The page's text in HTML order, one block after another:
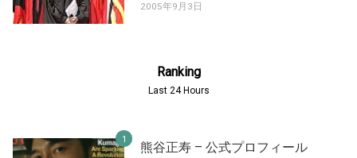
2005年9月3日
Ranking
Last 24 Hours
熊谷正寿 – 公式プロフィール